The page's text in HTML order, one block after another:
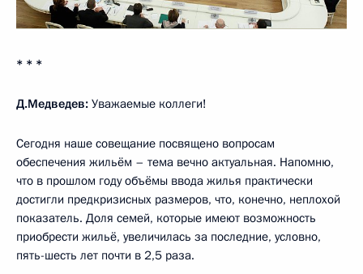
* * *
Д.Медведев: Уважаемые коллеги!
Сегодня наше совещание посвящено вопросам
обеспечения жильём – тема вечно актуальная. Напомню,
что в прошлом году объёмы ввода жилья практически
достигли предкризисных размеров, что, конечно, неплохой
показатель. Доля семей, которые имеют возможность
приобрести жильё, увеличилась за последние, условно,
пять-шесть лет почти в 2,5 раза.